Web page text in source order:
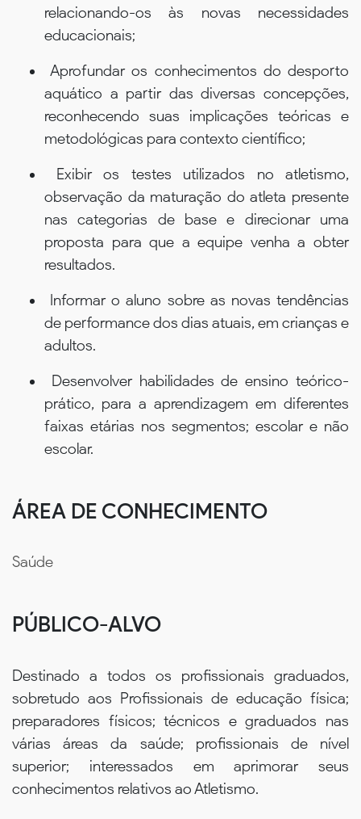
relacionando-os às novas necessidades
educacionais;
Aprofundar os conhecimentos do desporto
aquático a partir das diversas concepções,
reconhecendo suas implicações teóricas e
metodológicas para contexto científico;
Exibir os testes utilizados no atletismo,
observação da maturação do atleta presente
nas categorias de base e direcionar uma
proposta para que a equipe venha a obter
resultados.
Informar o aluno sobre as novas tendências
de performance dos dias atuais, em crianças e
adultos.
Desenvolver habilidades de ensino teórico-
prático, para a aprendizagem em diferentes
faixas etárias nos segmentos; escolar e não
escolar.
ÁREA DE CONHECIMENTO
Saúde
PÚBLICO-ALVO
Destinado a todos os profissionais graduados,
sobretudo aos Profissionais de educação física;
preparadores físicos; técnicos e graduados nas
várias áreas da saúde; profissionais de nível
superior; interessados em aprimorar seus
conhecimentos relativos ao Atletismo.